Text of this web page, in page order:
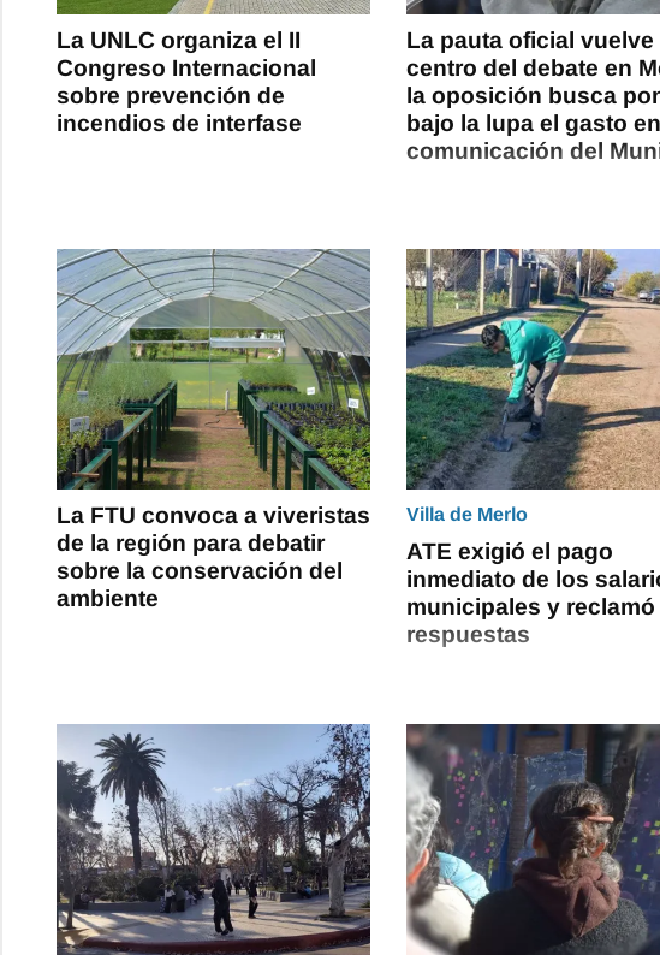
La UNLC organiza el II
Congreso Internacional
sobre prevención de
incendios de interfase
La pauta oficial vuelve
centro del debate en
la oposición busca
bajo la lupa el gasto en
comunicación del
La FTU convoca a viveristas
de la región para debatir
sobre la conservación del
ambiente
Villa de Merlo
ATE exigió el pago
inmediato de los
municipales y reclamó
respuestas